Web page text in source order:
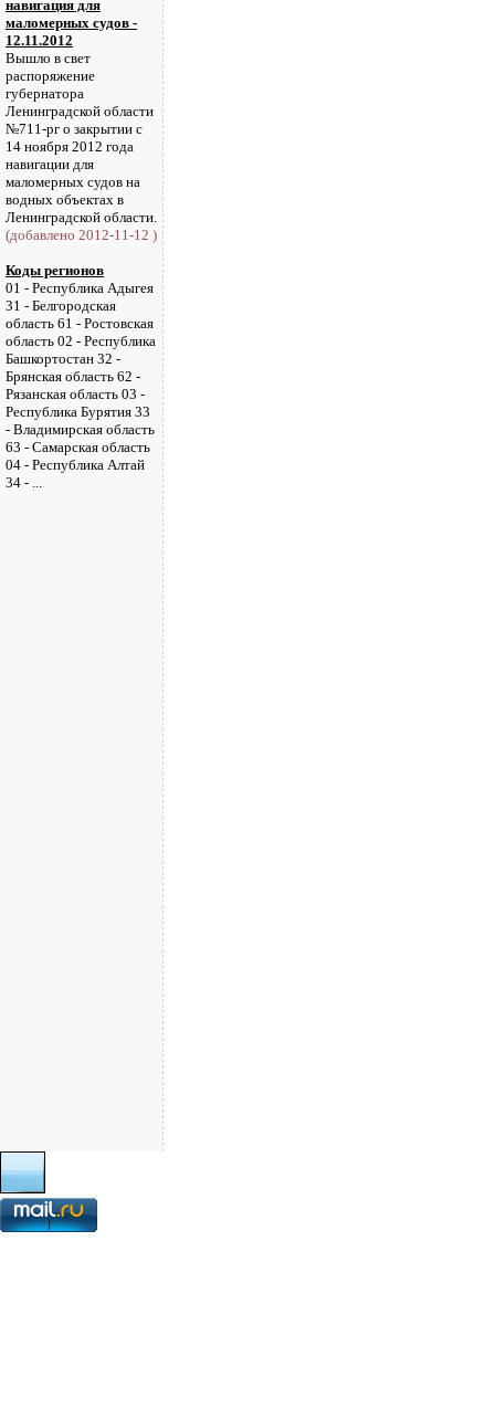
навигация для
маломерных судов -
12.11.2012
Вышло в свет
распоряжение
губернатора
Ленинградской области
№711-рг о закрытии с
14 ноября 2012 года
навигации для
маломерных судов на
водных объектах в
Ленинградской области.
(добавлено 2012-11-12 )
Коды регионов
01 - Республика Адыгея
31 - Белгородская
область 61 - Ростовская
область 02 - Республика
Башкортостан 32 -
Брянская область 62 -
Рязанская область 03 -
Республика Бурятия 33
- Владимирская область
63 - Самарская область
04 - Республика Алтай
34 - ...